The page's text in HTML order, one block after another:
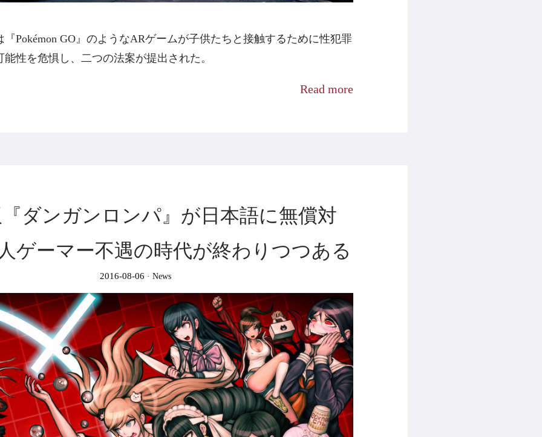
Pokémon GO』のようなARゲームが子供たちと接触するために性犯罪
性を危惧し、二つの法案が提出された。
Read more
『ダンガンロンパ』が日本語に無償対
ゲーマー不遇の時代が終わりつつある
2016-08-06 News